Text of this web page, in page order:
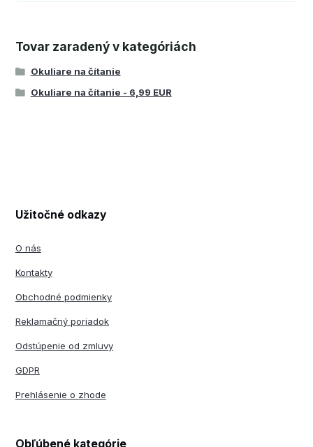
Tovar zaradený v kategóriách
Okuliare na čítanie
Okuliare na čítanie - 6,99 EUR
Užitočné odkazy
O nás
Kontakty
Obchodné podmienky
Reklamačný poriadok
Odstúpenie od zmluvy
GDPR
Prehlásenie o zhode
Obľúbené kategórie